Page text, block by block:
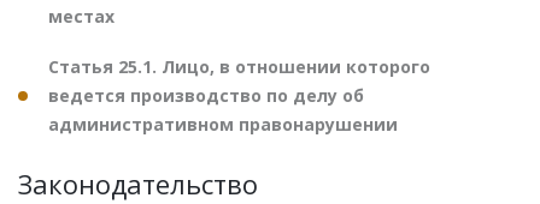
местах
Статья 25.1. Лицо, в отношении которого
ведется производство по делу об
административном правонарушении
Законодательство